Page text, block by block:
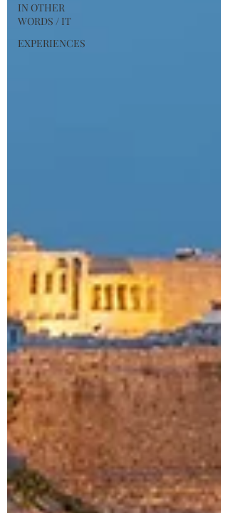
IN OTHER
WORDS / IT
EXPERIENCES